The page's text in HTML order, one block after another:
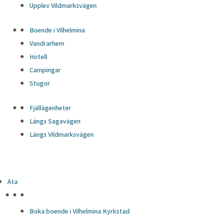
Upplev Vildmarksvägen
Boende i Vilhelmina
Vandrarhem
Hotell
Campingar
Stugor
Fjällägenheter
Längs Sagavägen
Längs Vildmarksvägen
Äta
Boka boende i Vilhelmina Kyrkstad